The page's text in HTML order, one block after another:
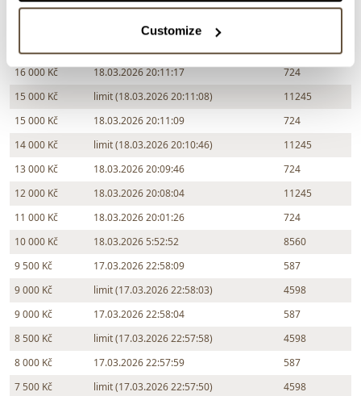
Customize
18.03.2026 20:13:49
16 000 Kč
18.03.2026 20:11:17
724
15 000 Kč
limit (18.03.2026 20:11:08)
11245
15 000 Kč
18.03.2026 20:11:09
724
14 000 Kč
limit (18.03.2026 20:10:46)
11245
13 000 Kč
18.03.2026 20:09:46
724
12 000 Kč
18.03.2026 20:08:04
11245
11 000 Kč
18.03.2026 20:01:26
724
10 000 Kč
18.03.2026 5:52:52
8560
9 500 Kč
17.03.2026 22:58:09
587
9 000 Kč
limit (17.03.2026 22:58:03)
4598
9 000 Kč
17.03.2026 22:58:04
587
8 500 Kč
limit (17.03.2026 22:57:58)
4598
8 000 Kč
17.03.2026 22:57:59
587
7 500 Kč
limit (17.03.2026 22:57:50)
4598